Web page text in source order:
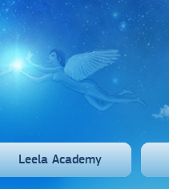
Leela Academy